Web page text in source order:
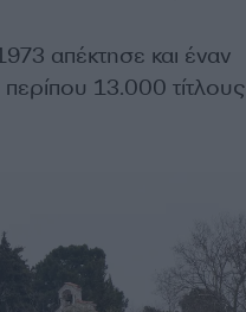
απέκτησε και έναν
13.000 τίτλους